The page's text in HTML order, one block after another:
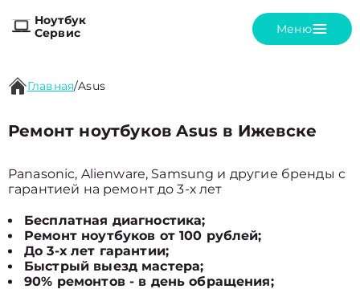
Ноутбук
Сервис
Меню
Главная/Asus
Ремонт ноутбуков Asus в Ижевске
Panasonic, Alienware, Samsung и другие бренды с
гарантией на ремонт до 3-х лет
Бесплатная диагностика;
Ремонт ноутбуков от 100 рублей;
До 3-х лет гарантии;
Быстрый выезд мастера;
90% ремонтов - в день обращения;